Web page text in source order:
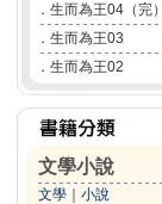
． 生而為王04（完）
． 生而為王03
． 生而為王02
文學小說
文學 小說